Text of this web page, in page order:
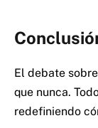
El debate sobre
que nunca.
redefiniendo